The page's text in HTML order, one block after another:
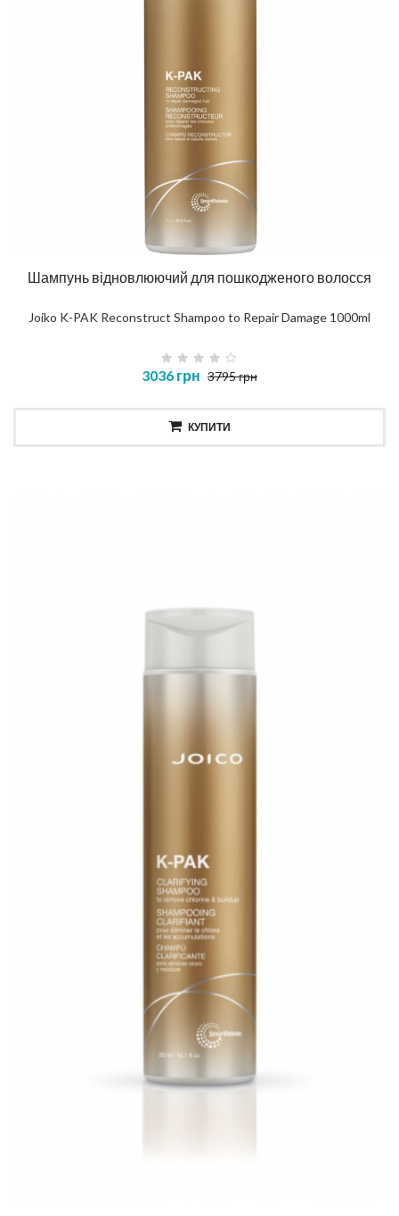
Шампунь відновлюючий для пошкодженого волосся
Joiko K-PAK Reconstruct Shampoo to Repair Damage 1000ml
3036 грн 3795 грн
КУПИТИ